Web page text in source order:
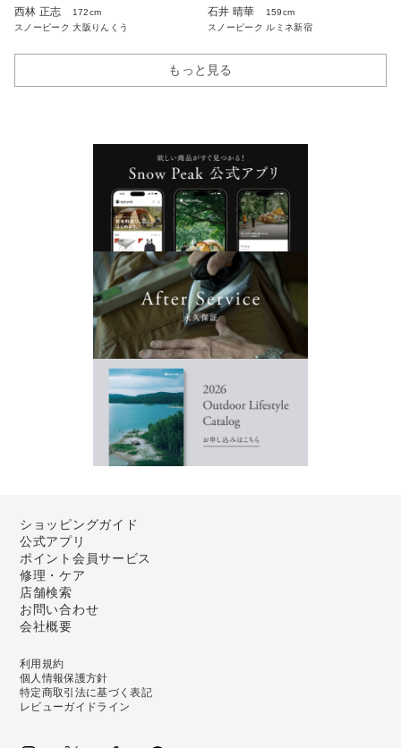
西林 正志
172cm
スノーピーク 大阪りんくう
石井 晴華
159cm
スノーピーク ルミネ新宿
もっと見る
ショッピングガイド
公式アプリ
ポイント会員サービス
修理・ケア
店舗検索
お問い合わせ
会社概要
利用規約
個人情報保護方針
特定商取引法に基づく表記
レビューガイドライン